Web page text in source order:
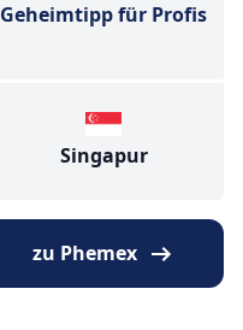
Geheimtipp für Profis
Singapur
zu Phemex